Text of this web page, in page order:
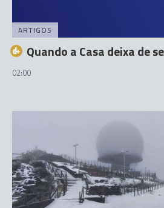
ARTIGOS
Quando a Casa deixa de
02:00